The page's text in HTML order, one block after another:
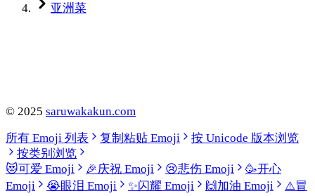
亚洲菜
© 2025 saruwakakun.com
所有 Emoji 列表
复制粘贴 Emoji
按 Unicode 版本浏览
按类别浏览
😻可爱 Emoji 🎉庆祝 Emoji 😢悲伤 Emoji 🥳开心
Emoji
😭眼泪 Emoji ✨闪耀 Emoji 🙌加油 Emoji ⚠️冒